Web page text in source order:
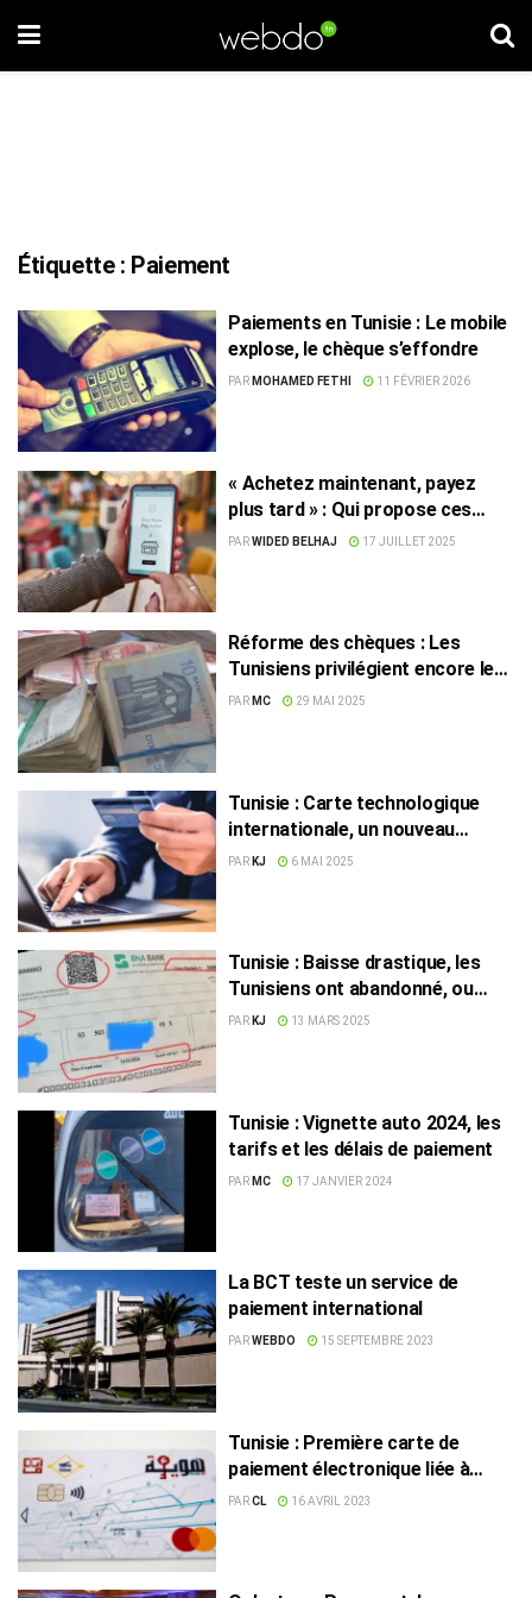
Étiquette : Paiement
Paiements en Tunisie : Le mobile
explose, le chèque s’effondre
PAR MOHAMED FETHI 11 FÉVRIER 2026
« Achetez maintenant, payez
plus tard » : Qui propose ces
services en Tunisie ?
PARWIDED BELHAJ 17 JUILLET 2025
Réforme des chèques : Les
Tunisiens privilégient encore le
cash, faute d’alternatives
PAR MC 29 MAI 2025
Tunisie : Carte technologique
internationale, un nouveau
souffle pour les jeunes ?
PAR KJ 6 MAI 2025
Tunisie : Baisse drastique, les
Tunisiens ont abandonné, ou
presque, les chèques !
PAR KJ 13 MARS 2025
Tunisie : Vignette auto 2024, les
tarifs et les délais de paiement
PAR MC 17 JANVIER 2024
La BCT teste un service de
paiement international
PARWEBDO 15 SEPTEMBRE 2023
Tunisie : Première carte de
paiement électronique liée à
l’identité numérique
PARCL 16 AVRIL 2023